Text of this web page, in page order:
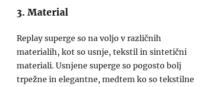
3. Material
Replay superge so na voljo v različnih
materialih, kot so usnje, tekstil in sintetični
materiali. Usnjene superge so pogosto bolj
trpežne in elegantne, medtem ko so tekstilne